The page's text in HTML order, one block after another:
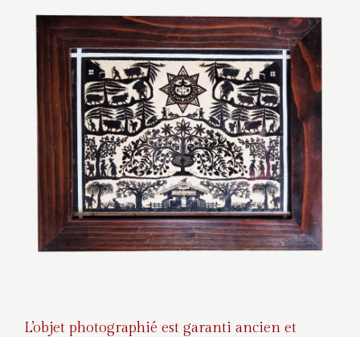
L’objet photographié est garanti ancien et